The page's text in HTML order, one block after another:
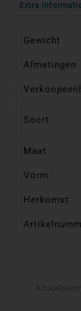
Extra
Gewicht
Afmetingen
Soort
Maat
Vorm
Herkomst